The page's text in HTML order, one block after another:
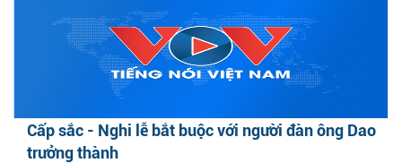
Cấp sắc - Nghi lễ bắt buộc với người đàn ông Dao
trưởng thành